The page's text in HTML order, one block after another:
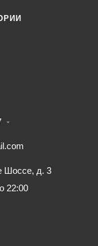
Шоссе, д. 3
22:00